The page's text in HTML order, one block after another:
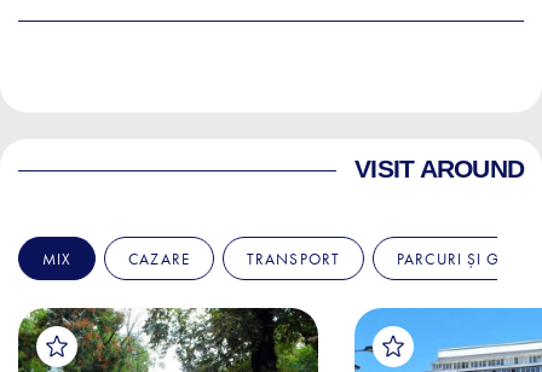
VISIT AROUND
MIX CAZARE TRANSPORT PARCURI ȘI